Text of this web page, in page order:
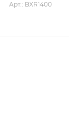
Арт.: BXR1400